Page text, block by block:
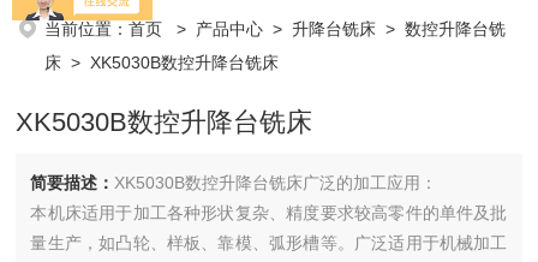
当前位置：首页 > 产品中心 >升降台铣床 >数控升降台铣
床 > XK5030B数控升降台铣床
XK5030B数控升降台铣床
简要描述： XK5030B数控升降台铣床广泛的加工应用：
本机床适用于加工各种形状复杂、精度要求较高零件的单件及批
量生产，如凸轮、样板、靠模、弧形槽等。广泛适用于机械加工